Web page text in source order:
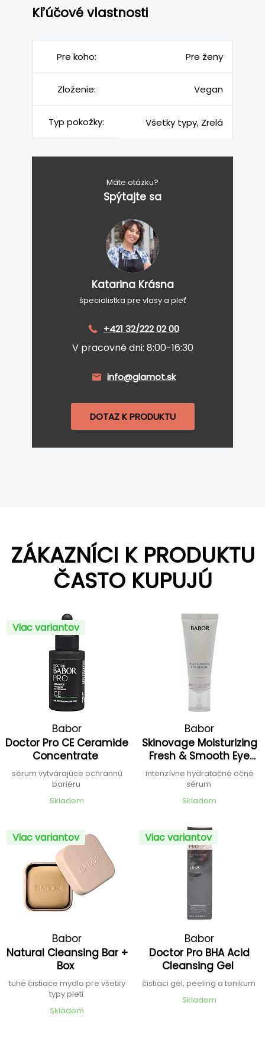
Kľúčové vlastnosti
Pre koho: Pre ženy
Zloženie: Vegan
Typ pokožky: Všetky typy, Zrelá
Máte otázku?
Spýtajte sa
Katarina Krásna
špecialistka pre vlasy a pleť
+421 32/222 02 00
V pracovné dni: 8:00-16:30
info@glamot.sk
DOTAZ K PRODUKTU
ZÁKAZNÍCI K PRODUKTU
ČASTO KUPUJÚ
Viac variantov
Babor
Doctor Pro CE Ceramide
Concentrate
sérum vytvárajúce ochrannú
bariéru
Skladom
Babor
Skinovage Moisturizing
Fresh & Smooth Eye
Serum
intenzívne hydratačné očné
sérum
Skladom
Viac variantov
Babor
Natural Cleansing Bar +
Box
tuhé čistiace mydlo pre všetky
typy pleti
Skladom
Viac variantov
Babor
Doctor Pro BHA Acid
Cleansing Gel
čistiaci gél, peeling a tonikum
Skladom